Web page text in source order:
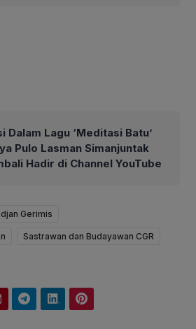
Dalam Lagu ‘Meditasi Batu’
Pulo Lasman Simanjuntak
Hadir di Channel YouTube
Gerimis
Sastrawan dan Budayawan CGR